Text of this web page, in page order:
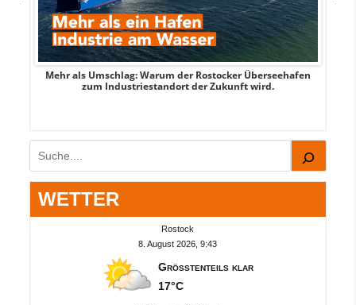
Mehr als Umschlag: Warum der Rostocker Überseehafen
zum Industriestandort der Zukunft wird.
Suchen
WETTER
Rostock
8. August 2026, 9:43
Größtenteils klar
17°C